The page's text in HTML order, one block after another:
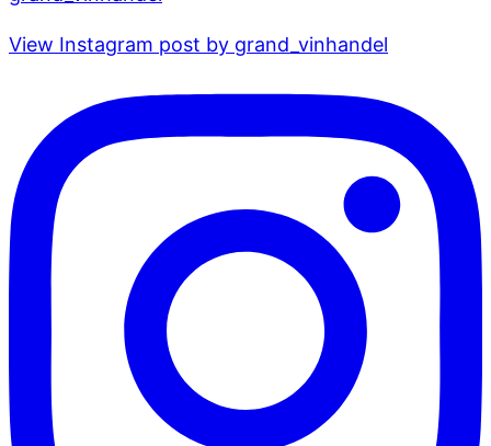
View Instagram post by grand_vinhandel